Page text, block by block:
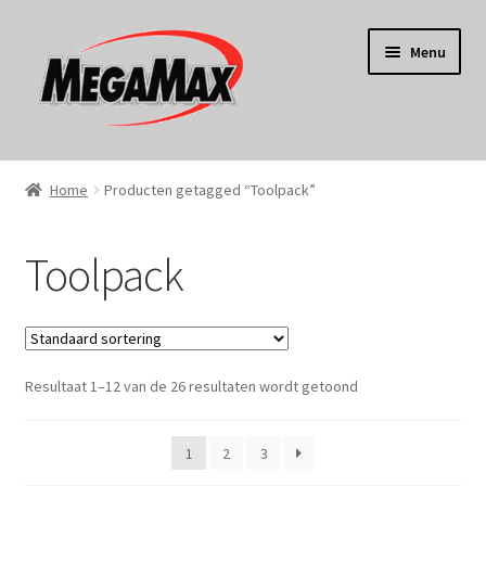
door
naar
naar
de
Menu
Home
Koken
Tuin
Gereedschap
Home Producten getagged “Toolpack”
Toolpack
Resultaat 1–12 van de 26 resultaten wordt getoond
1 2 3